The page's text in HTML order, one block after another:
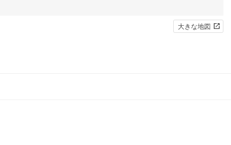
大きな地図